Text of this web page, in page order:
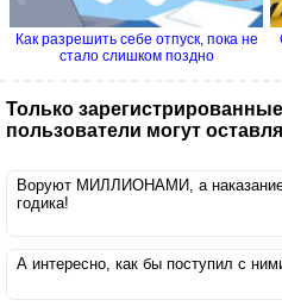
Как разрешить себе отпуск, пока не
стало слишком поздно
Только
пользователи могут
Воруют МИЛЛИОНАМИ, а
годика!
А интересно, как бы поступил с